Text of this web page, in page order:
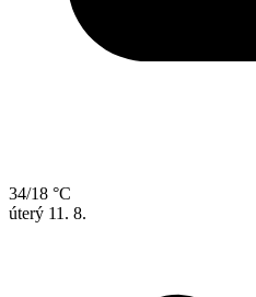
34/18 °C
úterý 11. 8.